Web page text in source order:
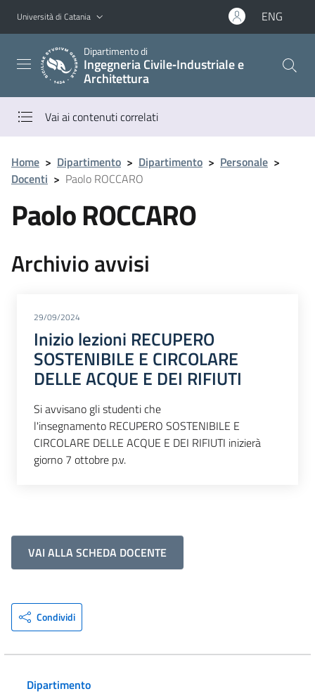
Vai al contenuto principale
Vai al menu di navigazione
Università di Catania ENG
Dipartimento di
Ingegneria Civile‑Industriale e
Architettura
Vai ai contenuti correlati
Home > Dipartimento > Dipartimento > Personale >
Docenti > Paolo ROCCARO
Paolo ROCCARO
Archivio avvisi
29/09/2024
Inizio lezioni RECUPERO
SOSTENIBILE E CIRCOLARE
DELLE ACQUE E DEI RIFIUTI
Si avvisano gli studenti che
l'insegnamento RECUPERO SOSTENIBILE E
CIRCOLARE DELLE ACQUE E DEI RIFIUTI inizierà
giorno 7 ottobre p.v.
VAI ALLA SCHEDA DOCENTE
Condividi
Dipartimento